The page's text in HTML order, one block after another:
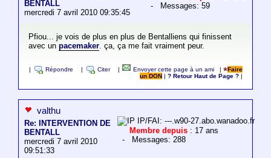
BENTALL
mercredi 7 avril 2010 09:35:45
- Messages: 59
Pfiou... je vois de plus en plus de Bentalliens qui finissent
avec un pacemaker. ça, ça me fait vraiment peur.
Répondre Citer Envoyer cette page à un ami |
Faire
un DON
|? Retour Haut de Page ?
valthu
Re: INTERVENTION DE
BENTALL
mercredi 7 avril 2010
09:51:33
IP/FAI: ---.w90-27.abo.wanadoo.fr
Membre depuis : 17 ans
- Messages: 288